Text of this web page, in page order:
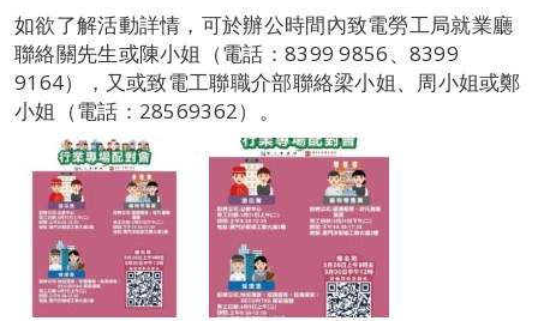
如欲了解活動詳情，可於辦公時間內致電勞工局就業廳
聯絡關先生或陳小姐（電話：8399 9856、8399
9164），又或致電工聯職介部聯絡梁小姐、周小姐或鄭
小姐（電話：28569362）。